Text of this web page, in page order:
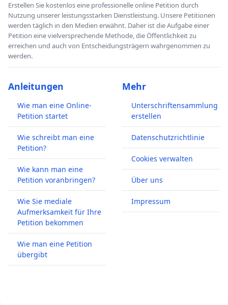
Erstellen Sie kostenlos eine professionelle online Petition durch
Nutzung unserer leistungsstarken Dienstleistung. Unsere Petitionen
werden täglich in den Medien erwähnt. Daher ist die Aufgabe einer
Petition eine vielversprechende Methode, die Öffentlichkeit zu
erreichen und auch von Entscheidungsträgern wahrgenommen zu
werden.
Anleitungen
Wie man eine Online-
Petition startet
Wie schreibt man eine
Petition?
Wie kann man eine
Petition voranbringen?
Wie Sie mediale
Aufmerksamkeit für Ihre
Petition bekommen
Wie man eine Petition
übergibt
Mehr
Unterschriftensammlung
erstellen
Datenschutzrichtlinie
Cookies verwalten
Über uns
Impressum